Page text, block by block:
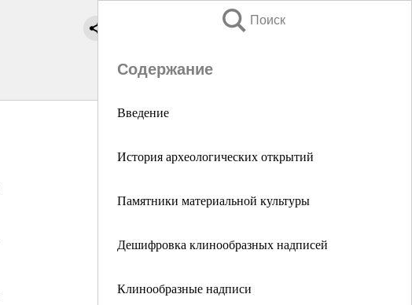
Поиск
Содержание
Введение
История археологических открытий
Памятники материальной культуры
Дешифровка клинообразных надписей
Клинообразные надписи